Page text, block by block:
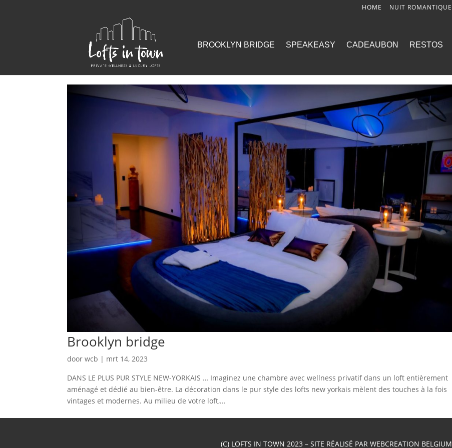
HOME NUIT ROMANTIQUE
BROOKLYN BRIDGE SPEAKEASY CADEAUBON RESTOS
Brooklyn bridge
doorwcb | mrt 14, 2023
DANS LE PLUS PUR STYLE NEW-YORKAIS … Imaginez une chambre avec wellness privatif dans un loft entièrement
aménagé et dédié au bien-être. La décoration dans le pur style des lofts new yorkais mèlent des touches à la fois
vintages et modernes. Au milieu de votre loft,...
(C) LOFTS IN TOWN 2023 – SITE RÉALISÉ PAR WEBCREATION BELGIUM